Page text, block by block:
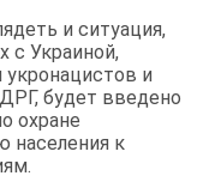
и ситуация,
с Украиной,
и
будет введено
охране
населения к